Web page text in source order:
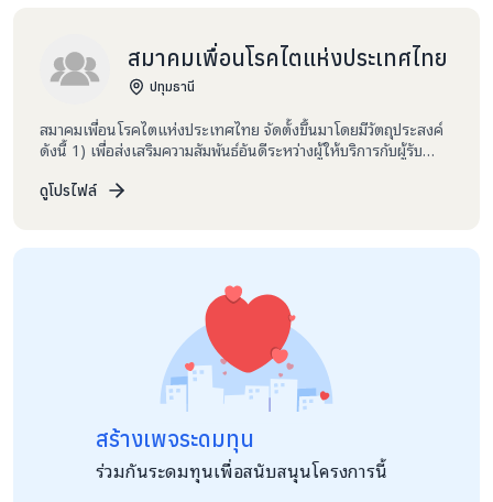
สมาคมเพื่อนโรคไตแห่งประเทศไทย
ปทุมธานี
สมาคมเพื่อนโรคไตแห่งประเทศไทย จัดตั้งขึ้นมาโดยมีวัตถุประสงค์
ดังนี้ 1) เพื่อส่งเสริมความสัมพันธ์อันดีระหว่างผู้ให้บริการกับผู้รับ
ระบบบริการผู้ป่วยและคุณภาพชีวิตแก่ผู้ป่วยโรคไตวายเรื้อรังและ
องค์กรสาธารณประโยชน์เพื่อสาธารณประโยชน์
ดูโปรไฟล์
สร้างเพจระดมทุน
ร่วมกันระดมทุนเพื่อสนับสนุนโครงการนี้